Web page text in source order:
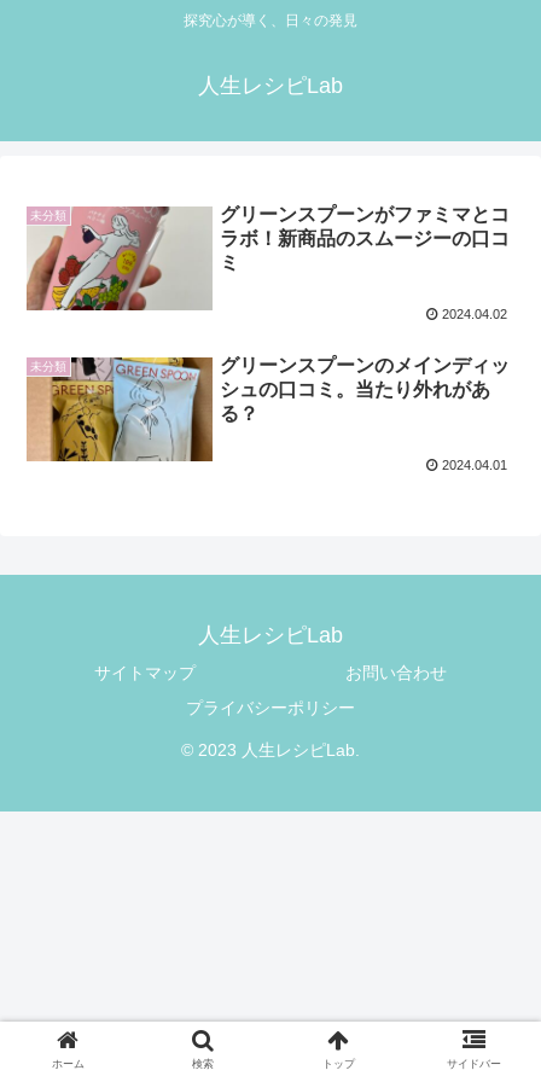
探究心が導く、日々の発見
人生レシピLab
未分類
グリーンスプーンがファミマとコ
ラボ！新商品のスムージーの口コ
ミ
2024.04.02
未分類
グリーンスプーンのメインディッ
シュの口コミ。当たり外れがあ
る？
2024.04.01
人生レシピLab
サイトマップ
お問い合わせ
プライバシーポリシー
© 2023 人生レシピLab.
ホーム 検索 トップ サイドバー